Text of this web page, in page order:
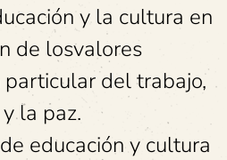
y la cultura en
de losvalores
particular del trabajo,
la paz.
educación y cultura